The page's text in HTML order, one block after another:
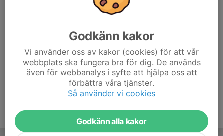
Godkänn kakor
Vi använder oss av kakor (cookies) för att vår
webbplats ska fungera bra för dig. De används
även för webbanalys i syfte att hjälpa oss att
förbättra våra tjänster.
Så använder vi cookies
Godkänn alla kakor